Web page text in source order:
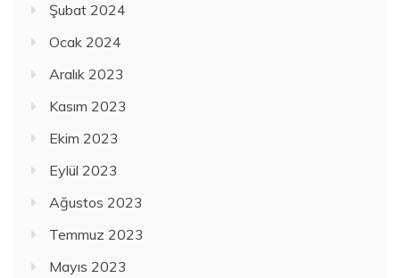
Şubat 2024
Ocak 2024
Aralık 2023
Kasım 2023
Ekim 2023
Eylül 2023
Ağustos 2023
Temmuz 2023
Mayıs 2023